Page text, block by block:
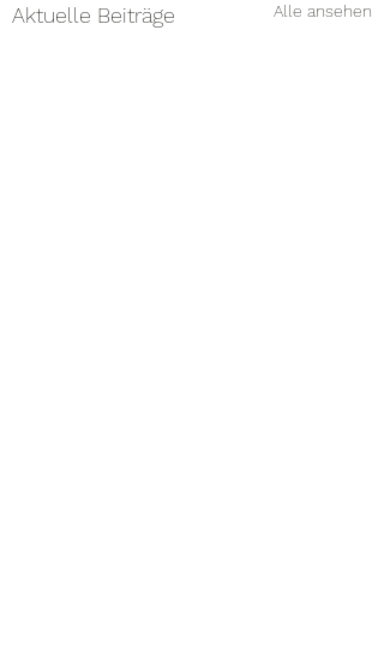
Aktuelle Beiträge Alle ansehen